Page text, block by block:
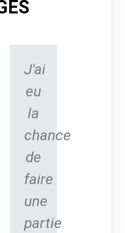
J'ai
eu
la
chance
de
faire
une
partie